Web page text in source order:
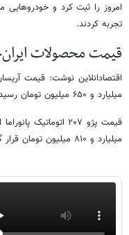
تجربه کردند.
قیمت محصولات ایران‌خودرو
میلیارد و ۶۵۰ میلیون تومان رسیده است.
میلیارد و ۸۱۰ میلیون تومان قرار گرفت.